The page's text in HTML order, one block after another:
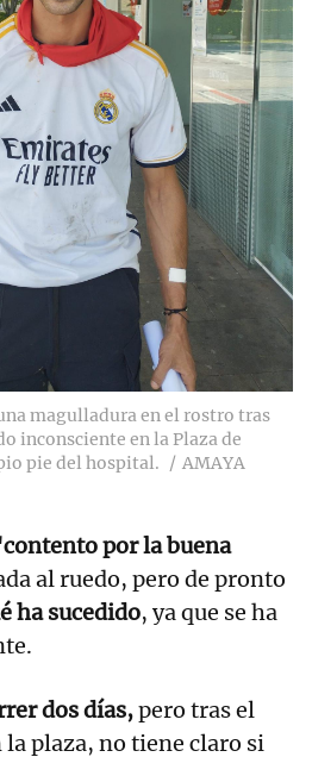
magulladura en el rostro tras
inconsciente en la Plaza de
pie del hospital.
AMAYA
por la buena
al ruedo, pero de pronto
ha sucedido, ya que se ha
dos días,pero tras el
plaza, no tiene claro si